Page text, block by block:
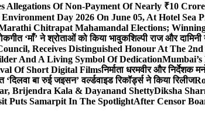
Allegations Of Non-Payment Of Nearly ₹10
Day 2026 On June 05, At Hotel Sea
Chitrapat Mahamandal Elections;
‘माँ’ ने श्रोताओं को किया भावुकशिल्पी राज और
Receives Distinguished Honour At The
And A Living Symbol Of Dedication
Of Short Digital Filmsनिर्माता धरमवीर और निर्देशक
बा रुई जइसन’ वर्ल्डवाइड रिकॉर्ड्स ने किया रिलीज
Brijendra Kala & Dayanand ShettyDiksha
Puts Samarpit In The SpotlightAfter Censor